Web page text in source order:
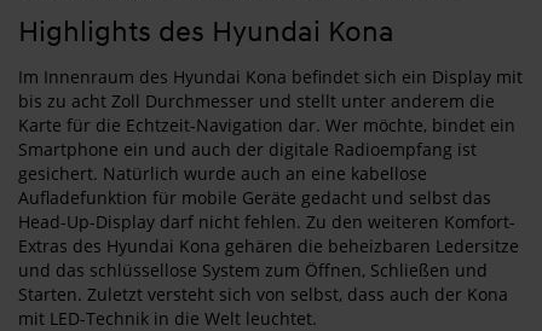
Highlights des Hyundai Kona
Im Innenraum des Hyundai Kona befindet sich ein Display mit
bis zu acht Zoll Durchmesser und stellt unter anderem die
Karte für die Echtzeit-Navigation dar. Wer möchte, bindet ein
Smartphone ein und auch der digitale Radioempfang ist
gesichert. Natürlich wurde auch an eine kabellose
Aufladefunktion für mobile Geräte gedacht und selbst das
Head-Up-Display darf nicht fehlen. Zu den weiteren Komfort-
Extras des Hyundai Kona gehären die beheizbaren Ledersitze
und das schlüssellose System zum Öffnen, Schließen und
Starten. Zuletzt versteht sich von selbst, dass auch der Kona
mit LED-Technik in die Welt leuchtet.